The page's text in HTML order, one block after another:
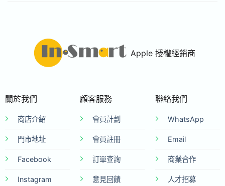
Apple 授權經銷商
關於我們
商店介紹
門市地址
Facebook
Instagram
顧客服務
會員計劃
會員註冊
訂單查詢
意見回饋
聯絡我們
WhatsApp
Email
商業合作
人才招募